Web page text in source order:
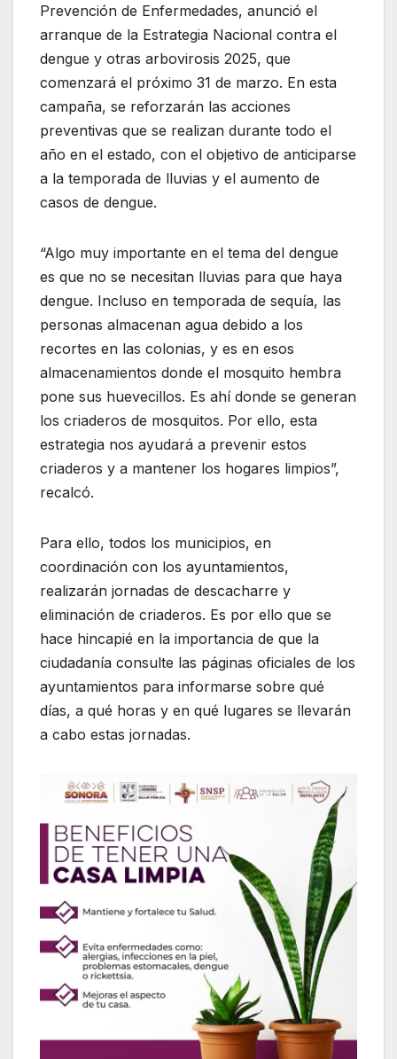
Prevención de Enfermedades, anunció el
arranque de la Estrategia Nacional contra el
dengue y otras arbovirosis 2025, que
comenzará el próximo 31 de marzo. En esta
campaña, se reforzarán las acciones
preventivas que se realizan durante todo el
año en el estado, con el objetivo de anticiparse
a la temporada de lluvias y el aumento de
casos de dengue.
“Algo muy importante en el tema del dengue
es que no se necesitan lluvias para que haya
dengue. Incluso en temporada de sequía, las
personas almacenan agua debido a los
recortes en las colonias, y es en esos
almacenamientos donde el mosquito hembra
pone sus huevecillos. Es ahí donde se generan
los criaderos de mosquitos. Por ello, esta
estrategia nos ayudará a prevenir estos
criaderos y a mantener los hogares limpios”,
recalcó.
Para ello, todos los municipios, en
coordinación con los ayuntamientos,
realizarán jornadas de descacharre y
eliminación de criaderos. Es por ello que se
hace hincapié en la importancia de que la
ciudadanía consulte las páginas oficiales de los
ayuntamientos para informarse sobre qué
días, a qué horas y en qué lugares se llevarán
a cabo estas jornadas.